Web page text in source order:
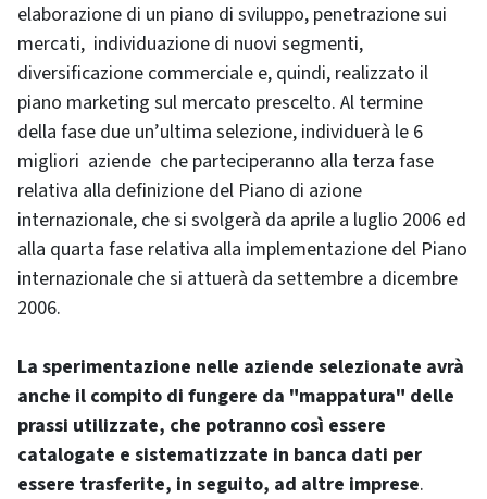
elaborazione di un piano di sviluppo, penetrazione sui
mercati, individuazione di nuovi segmenti,
diversificazione commerciale e, quindi, realizzato il
piano marketing sul mercato prescelto. Al termine
della fase due un’ultima selezione, individuerà le 6
migliori aziende che parteciperanno alla terza fase
relativa alla definizione del Piano di azione
internazionale, che si svolgerà da aprile a luglio 2006 ed
alla quarta fase relativa alla implementazione del Piano
internazionale che si attuerà da settembre a dicembre
2006.
La sperimentazione nelle aziende selezionate avrà
anche il compito di fungere da "mappatura" delle
prassi utilizzate, che potranno così essere
catalogate e sistematizzate in banca dati per
essere trasferite, in seguito, ad altre imprese.